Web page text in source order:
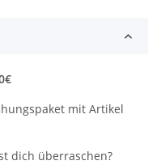
mit Artikel
dich überraschen?